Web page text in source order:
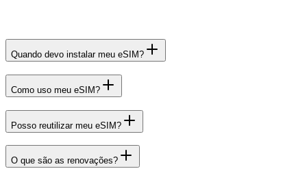
Quando devo instalar meu eSIM?
Como uso meu eSIM?
Posso reutilizar meu eSIM?
O que são as renovações?